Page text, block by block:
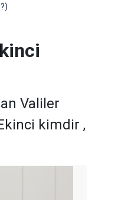
Valiler
kimdir ,